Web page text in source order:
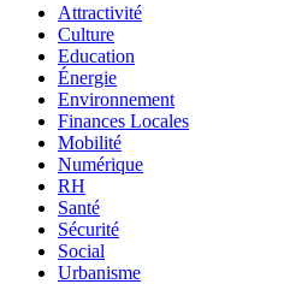
Attractivité
Culture
Education
Énergie
Environnement
Finances Locales
Mobilité
Numérique
RH
Santé
Sécurité
Social
Urbanisme